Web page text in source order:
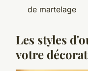
de martelage
Les styles
votre